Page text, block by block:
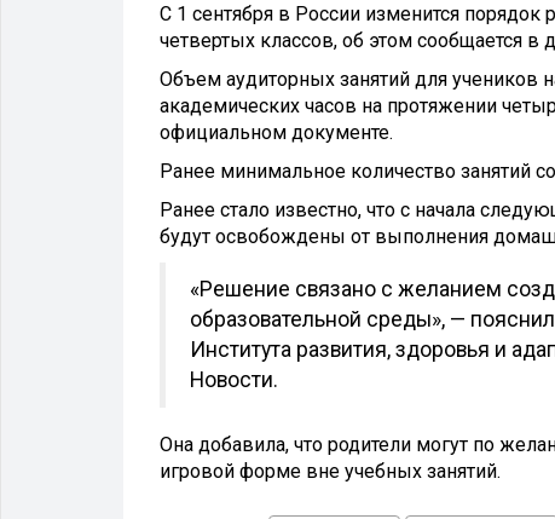
С 1 сентября в России изменится
четвертых классов, об этом сообщается
Объем аудиторных занятий для учеников
академических часов на протяжении
официальном документе.
Ранее минимальное количество занятий
Ранее стало известно, что с начала
будут освобождены от выполнения
«Решение связано с желанием
образовательной среды», —
Института развития, здоровья и
Новости.
Она добавила, что родители могут по
игровой форме вне учебных занятий.